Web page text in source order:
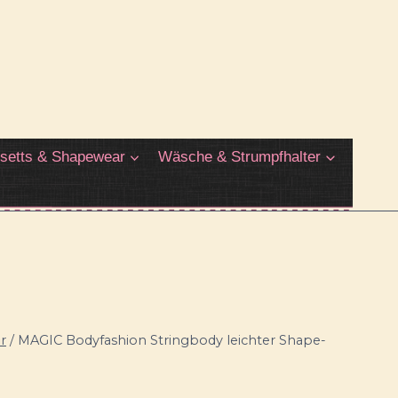
& Shapewear Wäsche & Strumpfhalter
/ MAGIC Bodyfashion Stringbody leichter Shape-